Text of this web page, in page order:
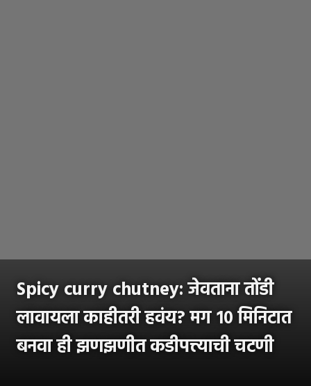
Spicy curry chutney: जेवताना तोंडी
लावायला काहीतरी हवंय? मग १० मिनिटात
बनवा ही झणझणीत कडीपत्त्याची चटणी